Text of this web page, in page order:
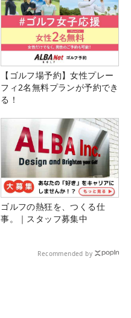
【ゴルフ場予約】女性プレー
フィ2名無料プランが予約でき
る！
ゴルフの熱狂を、つくる仕
事。｜スタッフ募集中
Recommended by